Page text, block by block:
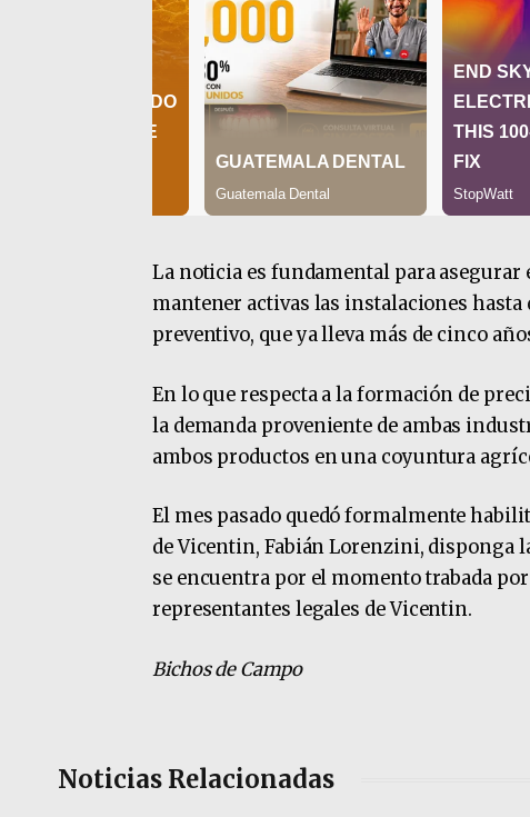
La noticia es fundamental para asegurar
mantener activas las instalaciones
preventivo, que ya lleva más de cinco
En lo que respecta a la formación de
la demanda proveniente de ambas
ambos productos en una coyuntura
El mes pasado quedó formalmente
de Vicentin, Fabián Lorenzini, disponga
se encuentra por el momento trabada
representantes legales de Vicentin.
Bichos de Campo
Noticias Relacionadas